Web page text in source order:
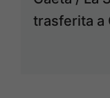
trasferita a